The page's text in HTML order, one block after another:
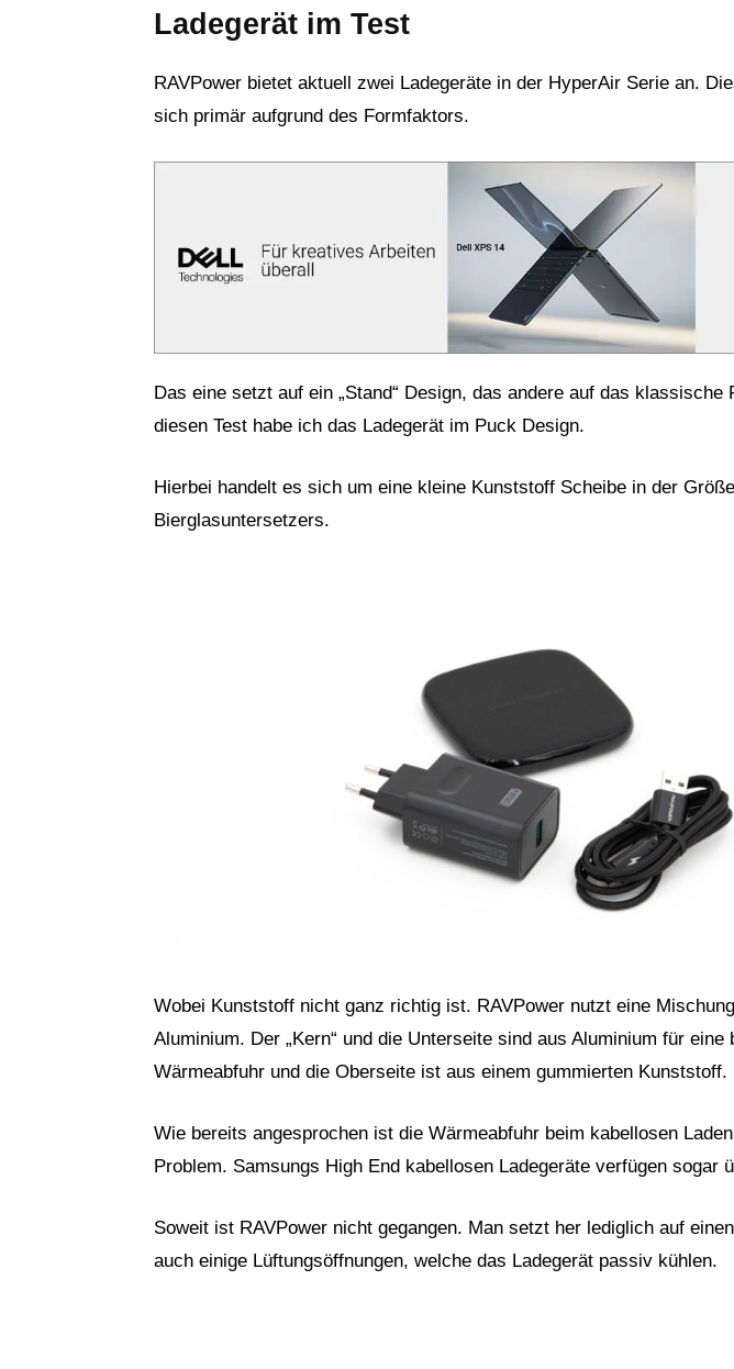
Ladegerät im Test
RAVPower bietet aktuell zwei Ladegeräte in der HyperAir Serie an.
sich primär aufgrund des Formfaktors.
Das eine setzt auf ein „Stand“ Design, das andere auf das klassische
diesen Test habe ich das Ladegerät im Puck Design.
Hierbei handelt es sich um eine kleine Kunststoff Scheibe in der
Bierglasuntersetzers.
Wobei Kunststoff nicht ganz richtig ist. RAVPower nutzt eine
Aluminium. Der „Kern“ und die Unterseite sind aus Aluminium für eine
Wärmeabfuhr und die Oberseite ist aus einem gummierten Kunststoff.
Wie bereits angesprochen ist die Wärmeabfuhr beim kabellosen
Problem. Samsungs High End kabellosen Ladegeräte verfügen sogar
Soweit ist RAVPower nicht gegangen. Man setzt her lediglich auf
auch einige Lüftungsöffnungen, welche das Ladegerät passiv kühlen.